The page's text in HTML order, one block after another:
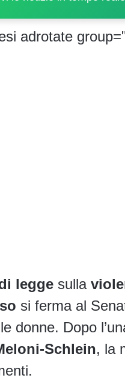
adrotate
legge sulla
si ferma al
donne. Dopo
Schlein, la